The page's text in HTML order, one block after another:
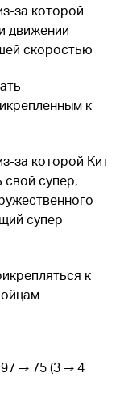
за которой
движении
скоростью
к
за которой Кит
свой супер,
супер
к
→ 75 (3 → 4